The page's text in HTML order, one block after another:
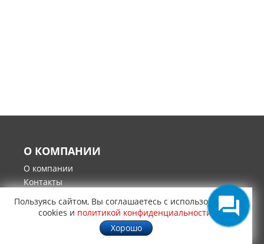
О КОМПАНИИ
О компании
Контакты
Гарантия и возврат товара
ИНТЕРНЕТ-МАГАЗИН
Пользуясь сайтом, Вы соглашаетесь с использованием
cookies и политикой конфиденциальности
Хорошо